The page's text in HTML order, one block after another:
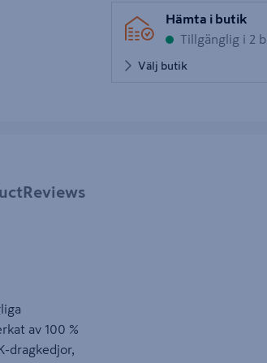
Hämta i butik
Tillgänglig i 2
Välj butik
av 100 %
dragkedjor,